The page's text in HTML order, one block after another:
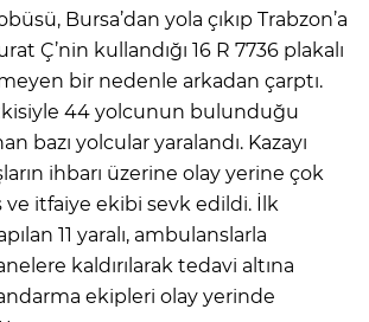
Bursa’dan yola çıkıp Trabzon’a
Ç’nin kullandığı 16 R 7736 plakalı
bir nedenle arkadan çarptı.
44 yolcunun bulunduğu
bazı yolcular yaralandı. Kazayı
ihbarı üzerine olay yerine çok
ve itfaiye ekibi sevk edildi. İlk
11 yaralı, ambulanslarla
kaldırılarak tedavi altına
ekipleri olay yerinde